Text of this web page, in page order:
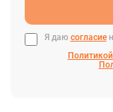
Я даю согласие